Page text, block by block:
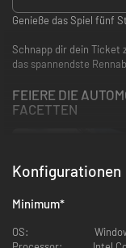
Genieße das Spiel fünf
Schnapp dir dein Ticket
das spannendste
FEIERE DIE
FACETTEN
Konfigurationen
Minimum*
OS: